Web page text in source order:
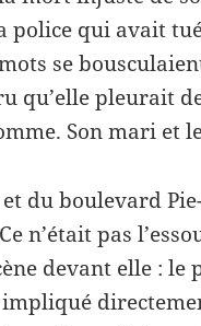
police qui avait
se
qu’elle pleurait
Son mari et
et du boulevard
n’était pas
devant elle : le